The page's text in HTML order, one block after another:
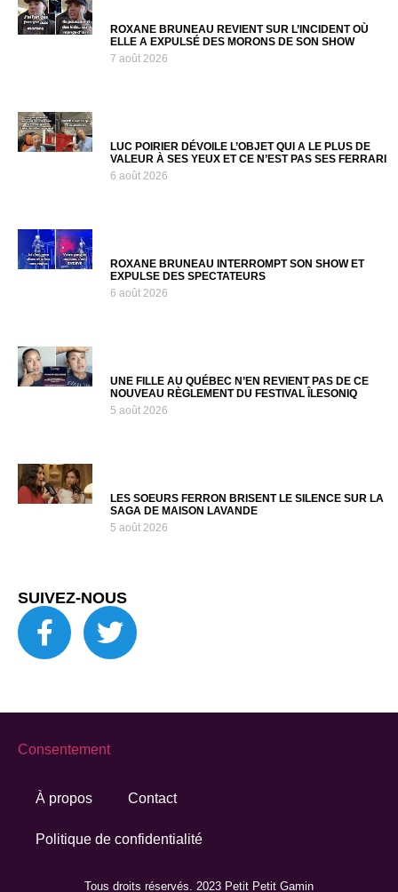
ROXANE BRUNEAU REVIENT SUR L’INCIDENT OÙ
ELLE A EXPULSÉ DES MORONS DE SON SHOW
7 août 2026
LUC POIRIER DÉVOILE L’OBJET QUI A LE PLUS DE
VALEUR À SES YEUX ET CE N’EST PAS SES FERRARI
6 août 2026
ROXANE BRUNEAU INTERROMPT SON SHOW ET
EXPULSE DES SPECTATEURS
6 août 2026
UNE FILLE AU QUÉBEC N’EN REVIENT PAS DE CE
NOUVEAU RÈGLEMENT DU FESTIVAL ÎLESONIQ
5 août 2026
LES SOEURS FERRON BRISENT LE SILENCE SUR LA
SAGA DE MAISON LAVANDE
5 août 2026
SUIVEZ-NOUS
Tous droits réservés. 2023 Petit Petit Gamin
À propos Contact
Politique de confidentialité
Consentement